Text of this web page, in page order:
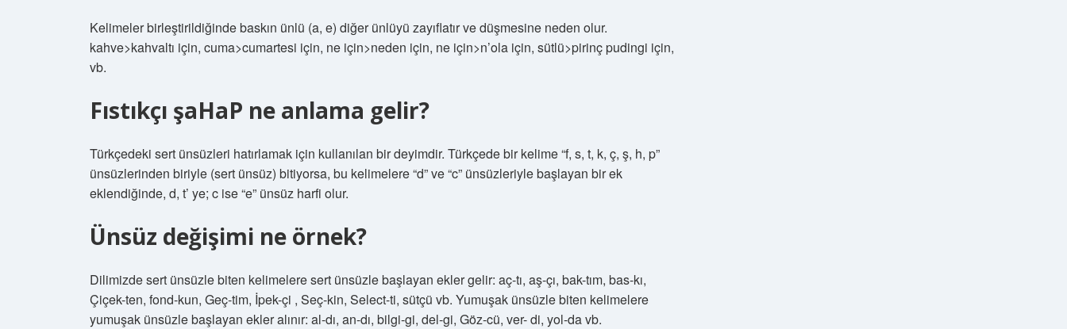
Kelimeler birleştirildiğinde baskın ünlü (a, e) diğer ünlüyü zayıflatır ve düşmesine neden olur.
kahve>kahvaltı için, cuma>cumartesi için, ne için>neden için, ne için>n’ola için, sütlü>pirinç pudingi için,
vb.
Fıstıkçı şaHaP ne anlama gelir?
Türkçedeki sert ünsüzleri hatırlamak için kullanılan bir deyimdir. Türkçede bir kelime “f, s, t, k, ç, ş, h, p”
ünsüzlerinden biriyle (sert ünsüz) bitiyorsa, bu kelimelere “d” ve “c” ünsüzleriyle başlayan bir ek
eklendiğinde, d, t’ ye; c ise “e” ünsüz harfi olur.
Ünsüz değişimi ne örnek?
Dilimizde sert ünsüzle biten kelimelere sert ünsüzle başlayan ekler gelir: aç-tı, aş-çı, bak-tım, bas-kı,
Çiçek-ten, fond-kun, Geç-tim, İpek-çi , Seç-kin, Select-ti, sütçü vb. Yumuşak ünsüzle biten kelimelere
yumuşak ünsüzle başlayan ekler alınır: al-dı, an-dı, bilgi-gi, del-gi, Göz-cü, ver- di, yol-da vb.